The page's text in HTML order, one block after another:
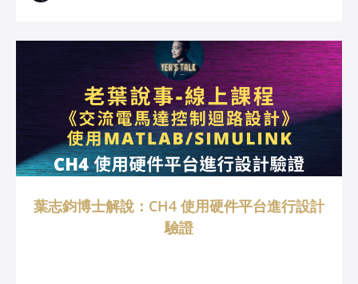
葉志鈞博士解說：CH4 使用硬件平台進行設計
驗證